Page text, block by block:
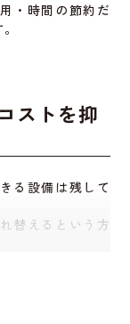
客様にとっても
ことがありま
メリットもあり
えるとは限りま
、内装が派手だ
が必要になりま
るので注意が必
を受ける
・時間の節約だ
ストを抑
る設備は残して
替えるという方
駄な出費を避け
す。